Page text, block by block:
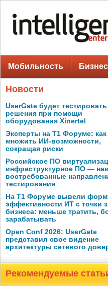
Мобильность
Новости
UserGate будет
решения при помощи
оборудования Xinertel
Эксперты на Т1 Форуме: как
множить ИИ-возможности,
сокращая риски
Российское ПО
инфраструктурное ПО —
востребованные
тестирования
На Т1 Форуме вывели
эффективности ИТ с точки
бизнеса: меньше тратить,
зарабатывать
Open Conf 2026: UserGate
представил свое видение
архитектуры сетевого
Рекомендуемые